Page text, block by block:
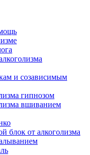
и созависимым
гипнозом
вшиванием
блок от алкоголизма